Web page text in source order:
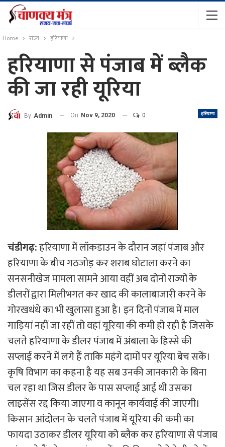
Home राज्य हरियाणा
हरियाणा से पंजाब में ब्लैक
की जा रही यूरिया
हरियाणा
By Admin On Nov 9, 2020 0
चंडीगढ़:हरियाणा में लॉकडाउन के दौरान जहां पंजाब और
हरियाणा के बीच गठजोड़ कर शराब घोटाला करने का
सनसनीखेज मामला सामने आया वहीं अब दोनों राज्यों के
डीलरों द्वारा मिलीभगत कर खाद की कालाबाजारी करने के
गोरखधंधे का भी खुलासा हुआ है। इन दिनों पंजाब में माल
गाड़ियां नहीं जा रहीं तो वहां यूरिया की कमी हो रही है जिसके
चलते हरियाणा के डीलर पंजाब में अंबाला के हिस्से की
सप्लाई करने में लगे हैं ताकि महंगे दामों पर यूरिया बेच सकें।
कृषि विभाग का कहना है यह सब उनकी जानकारी के बिना
चल रहा था जिस डीलर के पास सप्लाई आई थी उसका
लाइसेंस रद्द किया जाएगा व कानून कार्यवाई की जाएगी।
किसान आंदोलन के चलते पंजाब में यूरिया की कमी का
फायदा उठाकर डीलर यूरिया को ब्लैक कर हरियाणा से पंजाब